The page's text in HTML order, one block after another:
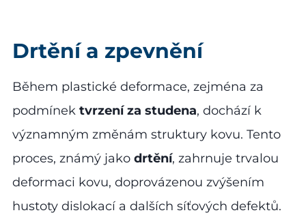
Drtění a zpevnění
Během plastické deformace, zejména za
podmínek tvrzení za studena, dochází k
významným změnám struktury kovu. Tento
proces, známý jako drtění, zahrnuje trvalou
deformaci kovu, doprovázenou zvýšením
hustoty dislokací a dalších síťových defektů.